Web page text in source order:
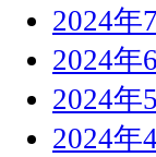
2024年
2024年
2024年
2024年